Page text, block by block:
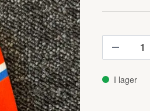
I lager